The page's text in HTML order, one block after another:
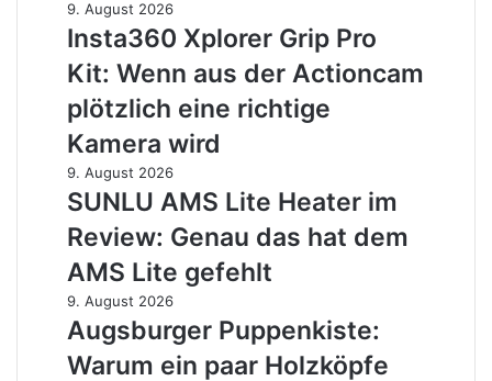
im
Unboxing
–
größerer
Akku
bestätigt
sich
Insta360
Xplorer
Pro
Kit:
Wenn
aus
der
Actioncam
plötzlich
eine
richtige
Kamera
wird
9. August 2026
Insta360 Xplorer Grip Pro
Kit: Wenn aus der Actioncam
plötzlich eine richtige
Kamera wird
SUNLU
AMS
Lite
Heater
im
Review:
Genau
das
hat
9. August 2026
SUNLU AMS Lite Heater im
Review: Genau das hat dem
AMS Lite gefehlt
Augsburger
Puppenkiste:
Warum
ein
9. August 2026
Augsburger Puppenkiste:
Warum ein paar Holzköpfe